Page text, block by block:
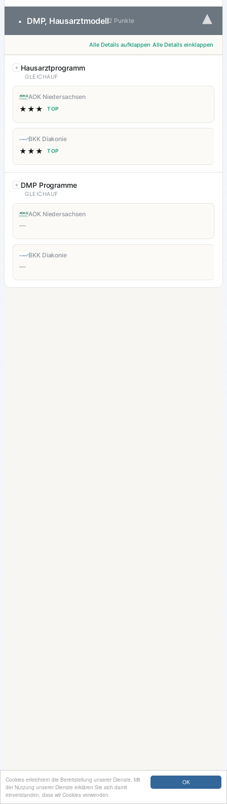
OK
Cookies erleichtern die Bereitstellung unserer Dienste. Mit
der Nutzung unserer Dienste erklären Sie sich damit
einverstanden, dass wir Cookies verwenden.
• DMP, Hausarztmodell2 Punkte ▾
Alle Details aufklappen Alle Details einklappen
Hausarztprogramm
GLEICHAUF
AOK Niedersachsen
★★★ TOP
BKK Diakonie
★★★ TOP
DMP Programme
GLEICHAUF
AOK Niedersachsen
—
BKK Diakonie
—